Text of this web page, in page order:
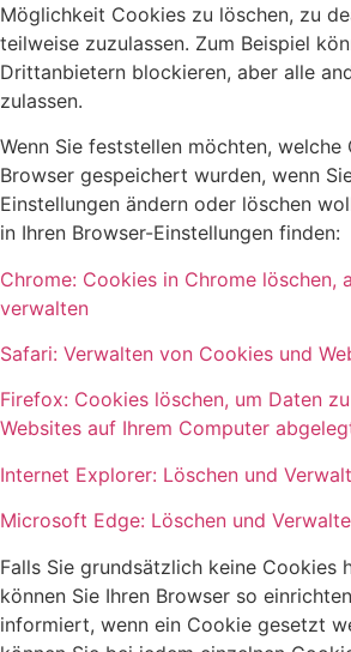
Möglichkeit Cookies zu löschen, zu
teilweise zuzulassen. Zum Beispiel
Drittanbietern blockieren, aber alle
zulassen.
Wenn Sie feststellen möchten, welche
Browser gespeichert wurden, wenn
Einstellungen ändern oder löschen
in Ihren Browser-Einstellungen finden:
Chrome: Cookies in Chrome löschen,
verwalten
Safari: Verwalten von Cookies und
Firefox: Cookies löschen, um Daten
Websites auf Ihrem Computer
Internet Explorer: Löschen und
Microsoft Edge: Löschen und
Falls Sie grundsätzlich keine Cookies
können Sie Ihren Browser so
informiert, wenn ein Cookie gesetzt